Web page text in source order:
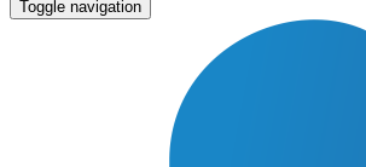
Toggle navigation